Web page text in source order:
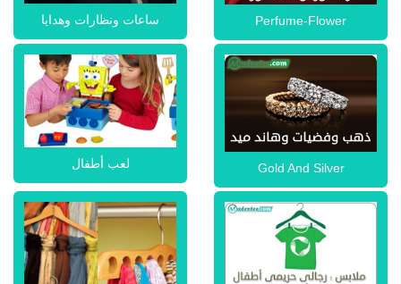
Perfume-Flower ساعات ونظارات وهدايا
Gold And Silver لعب أطفال